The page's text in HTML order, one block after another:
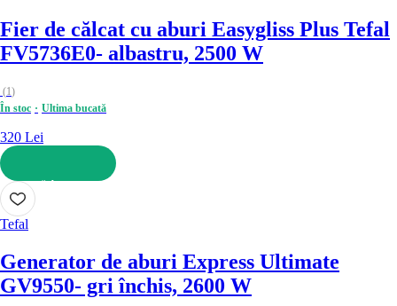
Fier de călcat cu aburi Easygliss Plus Tefal
FV5736E0- albastru, 2500 W
(1)
În stoc
Ultima bucată
320 Lei
ADAUGĂ ÎN COȘ
Tefal
Generator de aburi Express Ultimate
GV9550- gri închis, 2600 W